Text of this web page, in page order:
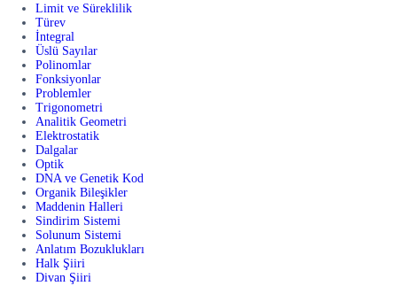
Limit ve Süreklilik
Türev
İntegral
Üslü Sayılar
Polinomlar
Fonksiyonlar
Problemler
Trigonometri
Analitik Geometri
Elektrostatik
Dalgalar
Optik
DNA ve Genetik Kod
Organik Bileşikler
Maddenin Halleri
Sindirim Sistemi
Solunum Sistemi
Anlatım Bozuklukları
Halk Şiiri
Divan Şiiri